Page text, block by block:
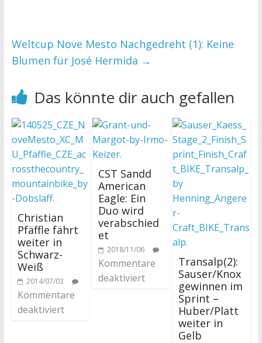
Weltcup Nove Mesto Nachgedreht (1): Keine
Blumen für José Hermida →
Das könnte dir auch gefallen
Christian
Pfäffle fährt
weiter in
Schwarz-
Weiß
2014/07/03
Kommentare
deaktiviert
CST Sandd
American
Eagle: Ein
Duo wird
verabschied
et
2018/11/06
Kommentare
deaktiviert
Transalp(2):
Sauser/Knox
gewinnen im
Sprint –
Huber/Platt
weiter in
Gelb